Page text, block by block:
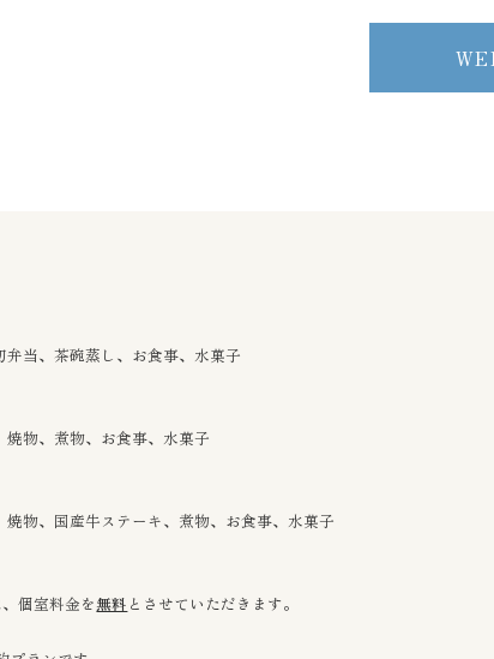
弁当、茶碗蒸し、お食事、水菓子
焼物、煮物、お食事、水菓子
焼物、国産牛ステーキ、煮物、お食事、水菓子
個室料金を無料 とさせていただきます。